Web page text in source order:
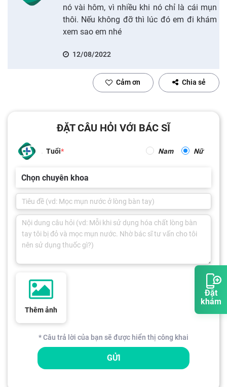
Đặt
khám
nó vài hôm, vì nhiều khi nó chỉ là cái mụn
thôi. Nếu không đỡ thì lúc đó em đi khám
xem sao em nhé
12/08/2022
Cảm ơn Chia sẻ
ĐẶT CÂU HỎI VỚI BÁC SĨ
Tuổi Nam Nữ
Chọn chuyên khoa
Thêm ảnh
* Câu trả lời của bạn sẽ được hiển thị công khai
GỬI